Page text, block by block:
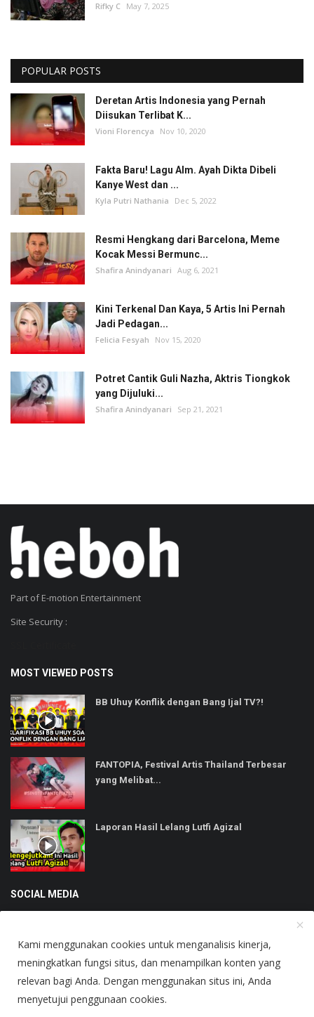
Rifky C May 7, 2025
POPULAR POSTS
Deretan Artis Indonesia yang Pernah
Diisukan Terlibat K...
Vioni Florencya Nov 10, 2020
Fakta Baru! Lagu Alm. Ayah Dikta Dibeli
Kanye West dan ...
Kyla Putri Nathania Dec 5, 2022
Resmi Hengkang dari Barcelona, Meme
Kocak Messi Bermunc...
Shafira Anindyanari Aug 6, 2021
Kini Terkenal Dan Kaya, 5 Artis Ini Pernah
Jadi Pedagan...
Felicia Fesyah Nov 15, 2020
Potret Cantik Guli Nazha, Aktris Tiongkok
yang Dijuluki...
Shafira Anindyanari Sep 21, 2021
Part of E-motion Entertainment
Site Security :
MOST VIEWED POSTS
BB Uhuy Konflik dengan Bang Ijal TV?!
FANTOPIA, Festival Artis Thailand Terbesar
yang Melibat...
Laporan Hasil Lelang Lutfi Agizal
SOCIAL MEDIA
Copyright © 2025 Heboh - All Rights Reserved.
Kami menggunakan cookies untuk menganalisis kinerja,
meningkatkan fungsi situs, dan menampilkan konten yang
relevan bagi Anda. Dengan menggunakan situs ini, Anda
menyetujui penggunaan cookies.